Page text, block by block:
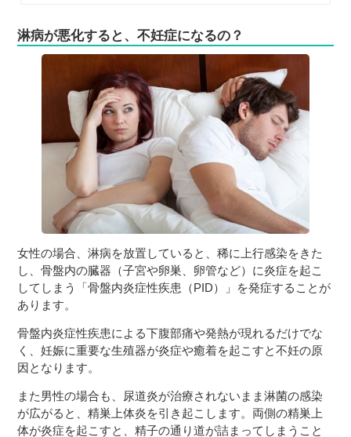
淋病が悪化すると、不妊症になるの？
女性の場合、淋病を放置していると、稀に上行感染をきた
し、骨盤内の臓器（子宮や卵巣、卵管など）に炎症を起こ
してしまう「骨盤内炎症性疾患（PID）」を発症することが
あります。
骨盤内炎症性疾患による下腹部痛や発熱が現れるだけでな
く、妊娠に重要な生殖器が炎症や癒着を起こすと不妊の原
因となります。
また男性の場合も、尿道炎が治療されないまま淋菌の感染
が広がると、精巣上体炎を引き起こします。両側の精巣上
体が炎症を起こすと、精子の通り道が詰まってしまうこと